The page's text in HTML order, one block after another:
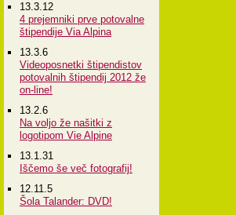
13.3.12
4 prejemniki prve potovalne
štipendije Via Alpina
13.3.6
Videoposnetki štipendistov
potovalnih štipendij 2012 že
on-line!
13.2.6
Na voljo že našitki z
logotipom Vie Alpine
13.1.31
Iščemo še več fotografij!
12.11.5
Šola Talander: DVD!